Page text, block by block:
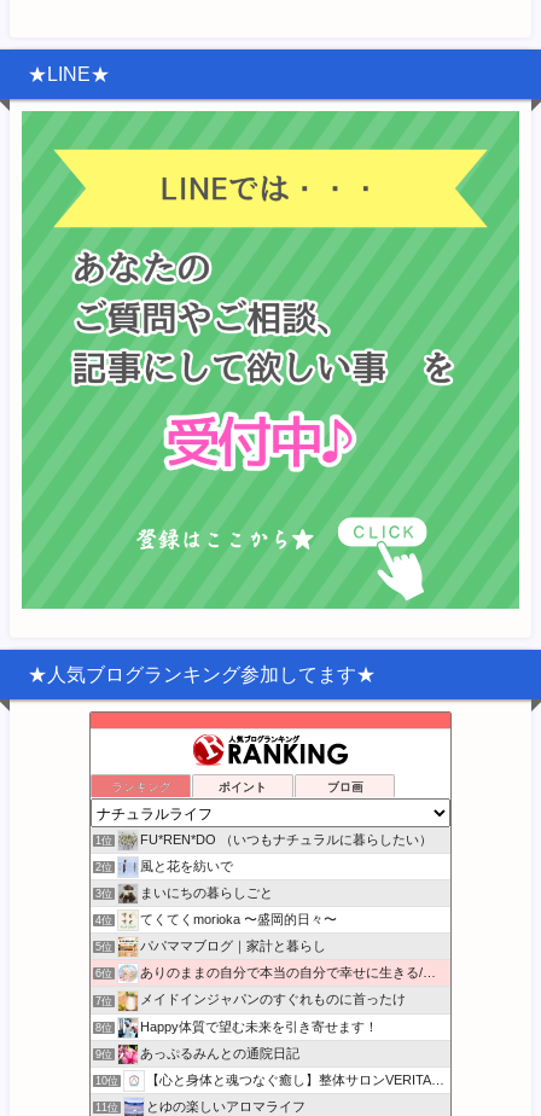
★LINE★
★人気ブログランキング参加してます★
ランキング ポイント ブロ画
1位 FU*REN*DO （いつもナチュラルに暮らしたい）
2位 風と花を紡いで
3位 まいにちの暮らしごと
4位 てくてくmorioka 〜盛岡的日々〜
5位 パパママブログ｜家計と暮らし
6位 ありのままの自分で本当の自分で幸せに生きる/本音BLOG
7位 メイドインジャパンのすぐれものに首ったけ
8位 Happy体質で望む未来を引き寄せます！
9位 あっぷるみんとの通院日記
10位 【心と身体と魂つなぐ癒し】整体サロンVERITASのブログ
11位 とゆの楽しいアロマライフ